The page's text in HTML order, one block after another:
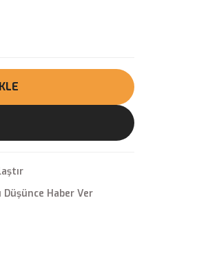
Düşünce Haber Ver